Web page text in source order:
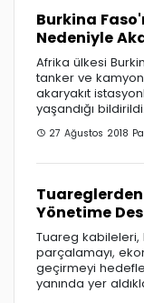
Burkina
Nedeniyle
Afrika ülkesi
tanker ve
akaryakıt
yaşandığı bildirildi.
27 Ağustos 2018
Yönetime
Tuareg kabileleri,
parçalamayı,
geçirmeyi
yanında yer